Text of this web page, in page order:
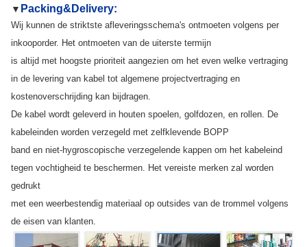
▼ Packing&Delivery:
Wij kunnen de striktste afleveringsschema's ontmoeten volgens per
inkooporder. Het ontmoeten van de uiterste termijn
is altijd met hoogste prioriteit aangezien om het even welke vertraging
in de levering van kabel tot algemene projectvertraging en
kostenoverschrijding kan bijdragen.
De kabel wordt geleverd in houten spoelen, golfdozen, en rollen. De
kabeleinden worden verzegeld met zelfklevende BOPP
band en niet-hygroscopische verzegelende kappen om het kabeleind
tegen vochtigheid te beschermen. Het vereiste merken zal worden
gedrukt
met een weerbestendig materiaal op outsides van de trommel volgens
de eisen van klanten.